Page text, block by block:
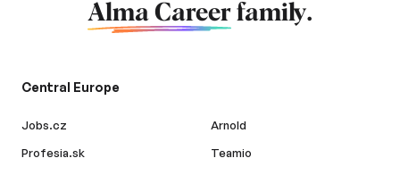
Alma Career family.
Central Europe
Jobs.cz
Profesia.sk
Arnold
Teamio